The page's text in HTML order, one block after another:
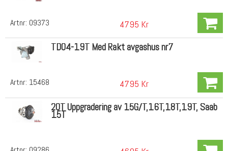
Artnr: 09373 4795 Kr
Artnr: 15468
TD04-19T Med Rakt avgashus nr7
4795 Kr
20T Uppgradering av 15G/T,16T,18T,19T, Saab
15T